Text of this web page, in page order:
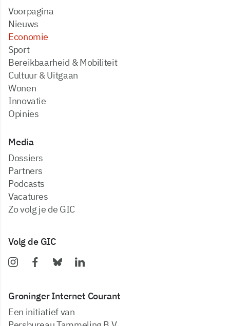
Voorpagina
Nieuws
Economie
Sport
Bereikbaarheid & Mobiliteit
Cultuur & Uitgaan
Wonen
Innovatie
Opinies
Media
dossiers
partners
podcasts
vacatures
zo volg je de GIC
Volg de GIC
Groninger Internet Courant
Een initiatief van